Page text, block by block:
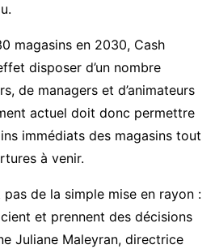
magasins en 2030, Cash
disposer d’un nombre
de managers et d’animateurs
actuel doit donc permettre
immédiats des magasins tout
à venir.
de la simple mise en rayon :
et prennent des décisions
Juliane Maleyran, directrice